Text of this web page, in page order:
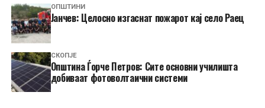
ОПШТИНИ
Јанчев: Целосно изгаснат пожарот кај село Раец
СКОПЈЕ
Општина Ѓорче Петров: Сите основни училишта
добиваат фотоволтаични системи